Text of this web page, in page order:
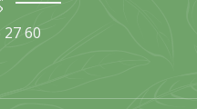
27 60